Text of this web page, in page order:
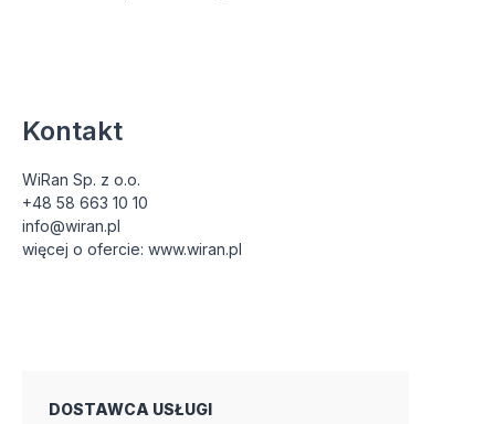
Kontakt
WiRan Sp. z o.o.
+48 58 663 10 10
info@wiran.pl
więcej o ofercie: www.wiran.pl
DOSTAWCA USŁUGI